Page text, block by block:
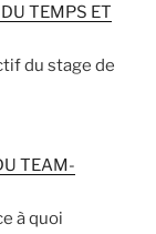
TEMPS ET
du stage de
TEAM-
à quoi